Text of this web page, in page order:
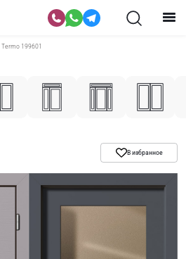
Termo 199601
В избранное